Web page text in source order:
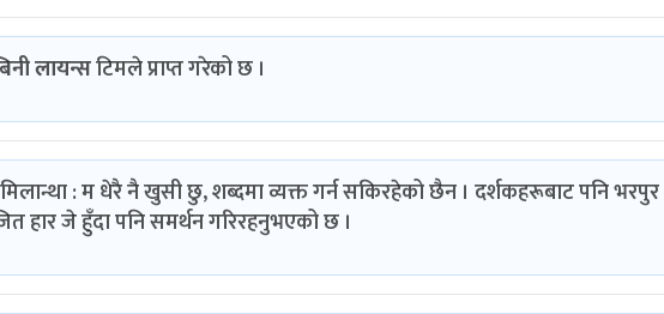
लायन्सटिमले प्राप्त गरेको छ ।
: म धेरै नै खुसी छु, शब्दमा व्यक्त गर्न सकिरहेको छैन । दर्शकहरूबाट पनि भरपुर
हार जे हुँदा पनि समर्थन गरिरहनुभएको छ ।